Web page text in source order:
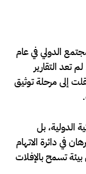
الدولي في عام
تعد التقارير
إلى مرحلة توثيق
الدولية، بل
في دائرة الاتهام
تسمح بالإفلات